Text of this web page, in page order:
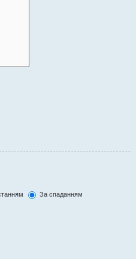
За спаданням